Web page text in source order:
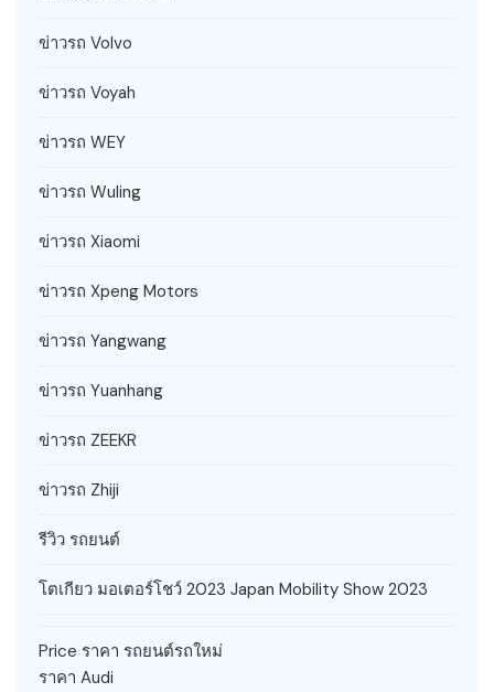
ข่าวรถ Volvo
ข่าวรถ Voyah
ข่าวรถ WEY
ข่าวรถ Wuling
ข่าวรถ Xiaomi
ข่าวรถ Xpeng Motors
ข่าวรถ Yangwang
ข่าวรถ Yuanhang
ข่าวรถ ZEEKR
ข่าวรถ Zhiji
รีวิว รถยนต์
โตเกียว มอเตอร์โชว์ 2023 Japan Mobility Show 2023
Price ราคา รถยนต์รถใหม่
ราคา Audi